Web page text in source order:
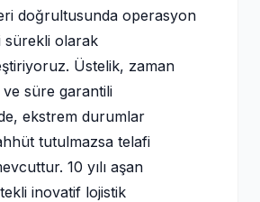
doğrultusunda operasyon
sürekli olarak
Üstelik, zaman
süre garantili
ekstrem durumlar
tutulmazsa telafi
10 yılı aşan
inovatif lojistik